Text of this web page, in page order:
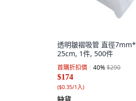
透明皺褶吸管 直徑
25cm, 1件, 500件
首購折扣價 40%$290
$174
($0.35/1入)